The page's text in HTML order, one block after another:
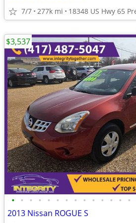
7/7 277k mi 18348 US Hwy 65
• • • • • • • • • • • • • •
2013 Nissan ROGUE S
$3,537